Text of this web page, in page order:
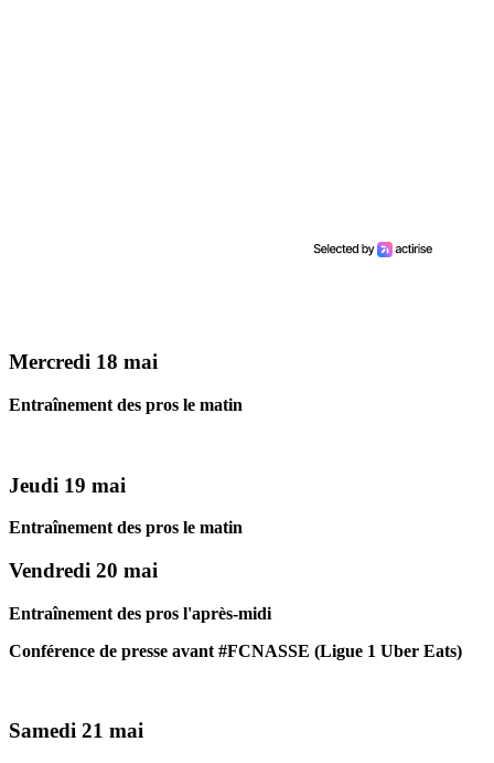
Mercredi 18 mai
Entraînement des pros le matin
Jeudi 19 mai
Entraînement des pros le matin
Vendredi 20 mai
Entraînement des pros l'après-midi
Conférence de presse avant #FCNASSE (Ligue 1 Uber Eats)
Samedi 21 mai